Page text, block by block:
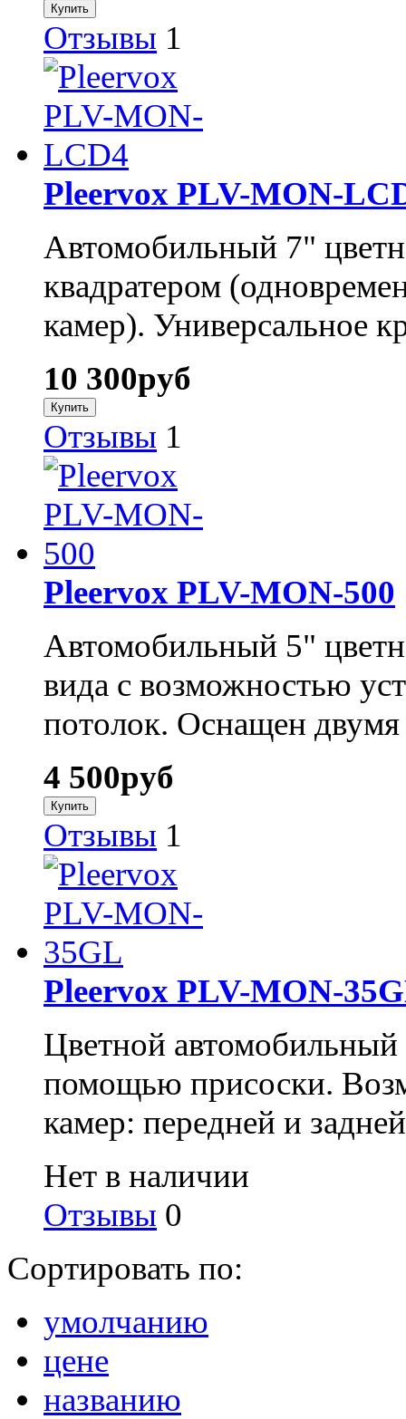
Отзывы 1
Pleervox PLV-MON-
Автомобильный 7"
квадратером
камер). Универсальное
10 300руб
Отзывы 1
Pleervox PLV-MON-500
Автомобильный 5"
вида с возможностью
потолок. Оснащен
4 500руб
Отзывы 1
Pleervox PLV-MON-
Цветной автомобильный
помощью присоски.
камер: передней и
Нет в наличии
Отзывы 0
Сортировать по:
умолчанию
цене
названию